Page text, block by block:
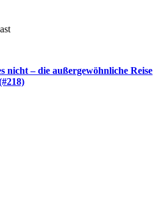
nicht – die außergewöhnliche Reise